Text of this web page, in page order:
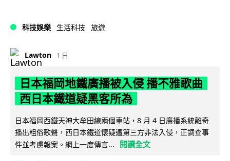
科技娛樂 生活科技 旅遊
Lawton 1 日
日本福岡地鐵廣播被入侵 播不雅歌曲
西日本鐵道疑黑客所為
日本福岡西鐵天神大牟田線兩個車站，8 月 4 日廣播系統離奇
播出粗俗歌聲，西日本鐵道懷疑遭第三方非法入侵，正調查事
件並考慮報案。網上一度傳言...
閱讀全文